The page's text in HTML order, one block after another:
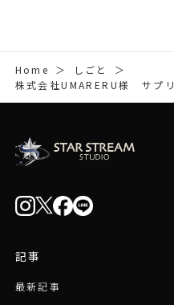
Home ＞ しごと
＞
株式会社UMARERU様 サプ
記事
最新記事